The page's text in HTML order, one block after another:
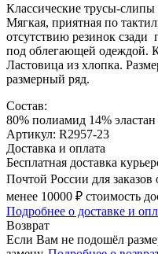
Классические трусы-
Мягкая, приятная по
отсутствию резинок сзади
под облегающей одеждой.
Ластовица из хлопка.
размерный ряд.
Состав:
80% полиамид 14%
Артикул: R2957-23
Доставка и оплата
Бесплатная доставка
Почтой России для
менее 10000 ₽ стоимость
Подробнее о доставке и
Возврат
Если Вам не подошёл